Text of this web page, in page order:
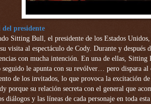
presidente
Sitting Bull, el presidente de los Estados
visita al espectáculo de Cody. Durante y
con mucha intención. En una de ellas,
seguido le apunta con su revólver… pero dispara
de los invitados, lo que provoca la excitación
porque su relación secreta con el general que
diálogos y las líneas de cada personaje en toda